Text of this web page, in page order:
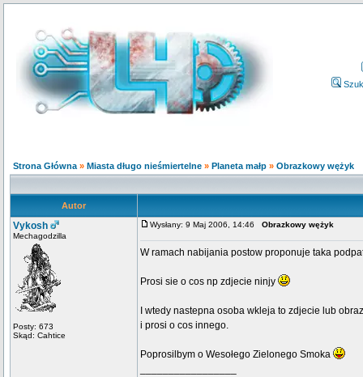
Strona Główna » Miasta długo nieśmiertelne » Planeta małp » Obrazkowy wężyk
Autor
Vykosh
Mechagodzilla
Posty: 673
Skąd: Cahtice
Wysłany: 9 Maj 2006, 14:46 Obrazkowy wężyk
W ramach nabijania postow proponuje taka
Prosi sie o cos np zdjecie ninjy
I wtedy nastepna osoba wkleja to zdjecie lub
i prosi o cos innego.
Poprosilbym o Wesołego Zielonego Smoka